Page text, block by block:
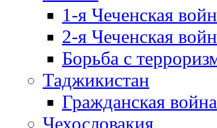
1-я Чеченская
2-я Чеченская
Борьба с
Таджикистан
Гражданская
Чехословакия